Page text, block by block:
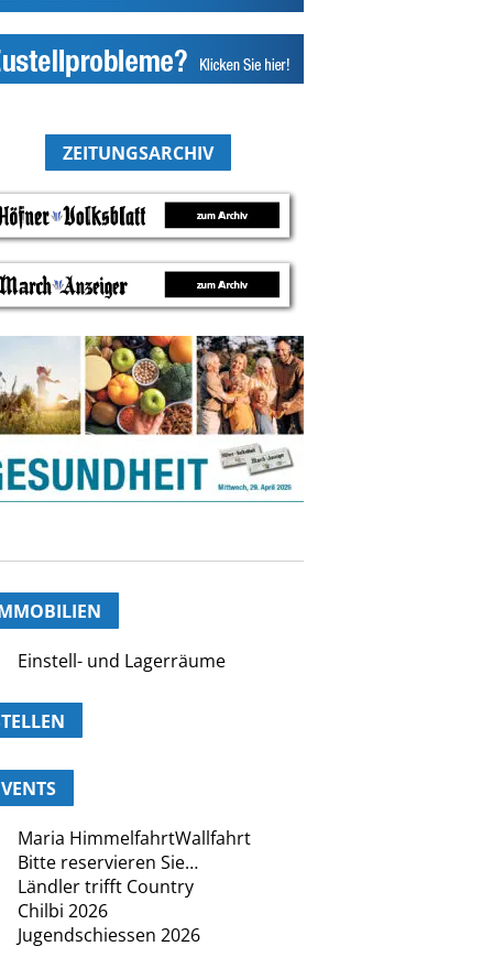
ZEITUNGSARCHIV
Einstell- und Lagerräume
Maria HimmelfahrtWallfahrt
Bitte reservieren Sie…
Ländler trifft Country
Chilbi 2026
Jugendschiessen 2026